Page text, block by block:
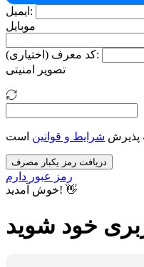
ایمیل:
موبایل
کد معرف (اختیاری):
تصویر امنیتی
پذیرش شرایط و قوانین
دریافت رمز یکبار مصرف
رمز عبور دارم
خوش آمدید! 👋
خود شوید